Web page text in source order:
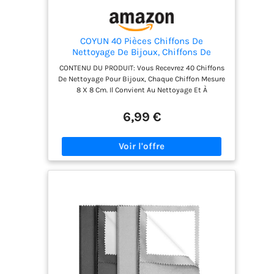
COYUN 40 Pièces Chiffons De
Nettoyage De Bijoux, Chiffons De
Nettoyage Double Face, Accessoires De
Soins De Bijoux, Nettoyage Bijoux，
Outils De Nettoyage De Bijoux, Mini
Chiffons De Nettoyage
CONTENU DU PRODUIT: Vous Recevrez 40 Chiffons
De Nettoyage Pour Bijoux, Chaque Chiffon Mesure
8 X 8 Cm. Il Convient Au Nettoyage Et À
Est Facile À Porter Et Garantit Que Vos Bijoux
Restent Aussi Brillants Que Neufs. MATÉRIAU DU
Tissu Doux, Qui N'Endommagera Pas La Surface
Des Bijoux. Il Peut Éliminer Efficacement La
Utilisation À Long Terme. CONCEPTION DOUBLE
FACE: Ce Chiffon De Nettoyage A Une Conception
Double Face Et Peut Être Utilisé Des Deux Côtés
Pour Améliorer L'Efficacité Du Nettoyage. Qu'Il
S'Agisse De Bijoux En Or, En Argent Ou D'Autres
Bijoux En Métal, Ce Chiffon De Nettoyage Peut
6,99 €